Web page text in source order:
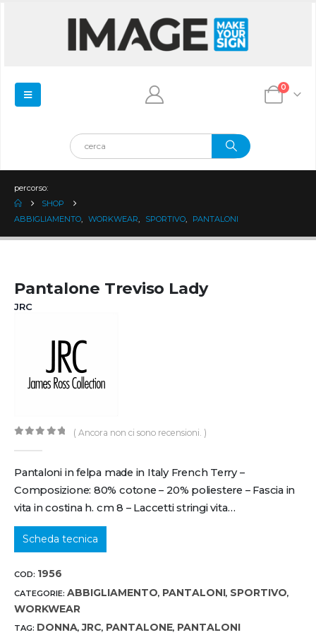
0
percorso:
SHOP
ABBIGLIAMENTO
WORKWEAR SPORTIVO PANTALONI
Pantalone Treviso Lady
JRC
( Ancora non ci sono recensioni. )
Pantaloni in felpa made in Italy French Terry –
Composizione: 80% cotone – 20% poliestere – Fascia in
vita in costina h. cm 8 – Laccetti stringi vita…
Scheda tecnica
COD: 1956
CATEGORIE: ABBIGLIAMENTO, PANTALONI, SPORTIVO,
WORKWEAR
TAG: DONNA,JRC, PANTALONE, PANTALONI